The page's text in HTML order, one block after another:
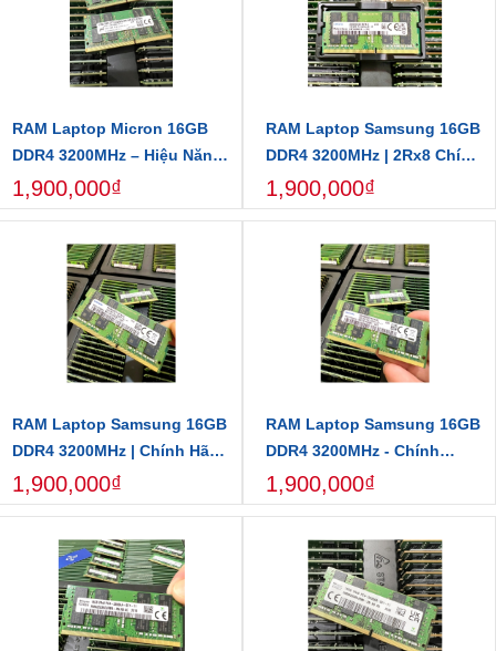
THÔNG SỐ KỸ THUẬT
Dung lượng:8GB
Loại RAM:DDR4
RAM Laptop Micron 16GB
DDR4 3200MHz – Hiệu Năng
Cao, Giá Tốt, Bảo Hành Linh
Hoạt
1,900,000₫
RAM Laptop Samsung 16GB
DDR4 3200MHz | 2Rx8 Chính
Hãng, Giá Tốt
1,900,000₫
RAM Laptop Samsung 16GB
DDR4 3200MHz | Chính Hãng
| Bảo Hành 3 Năm
1,900,000₫
RAM Laptop Samsung 16GB
DDR4 3200MHz - Chính
Hãng, Dual Rank 2Rx8, Siêu
Mượt
1,900,000₫